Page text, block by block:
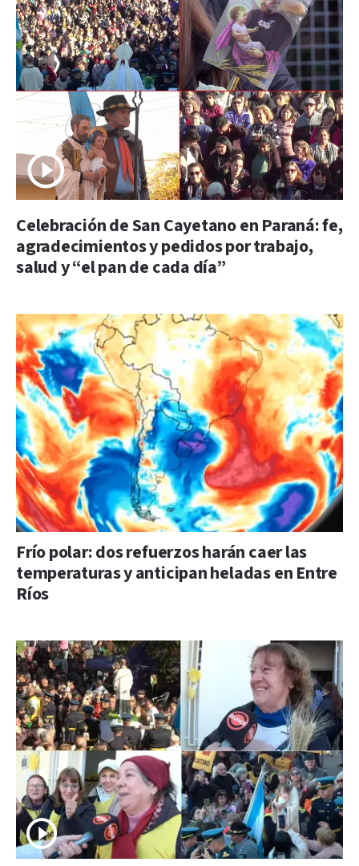
Celebración de San Cayetano en Paraná: fe,
agradecimientos y pedidos por trabajo,
salud y “el pan de cada día”
Frío polar: dos refuerzos harán caer las
temperaturas y anticipan heladas en Entre
Ríos